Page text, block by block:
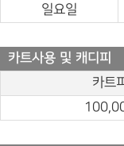
일요일
카트사용 및 캐디피
카트피